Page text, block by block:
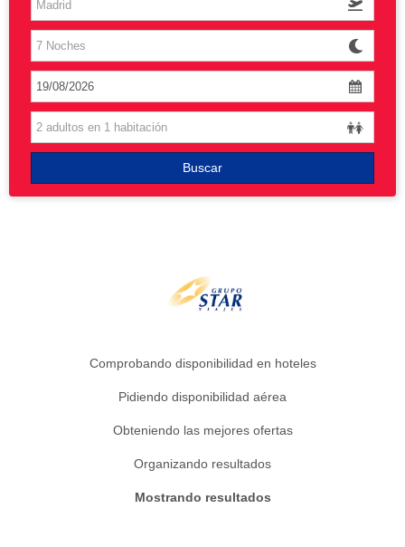
Islas
Caribe
Grandes Viajes
Buscar
Comprobando disponibilidad en hoteles
Pidiendo disponibilidad aérea
Obteniendo las mejores ofertas
Organizando resultados
Mostrando resultados